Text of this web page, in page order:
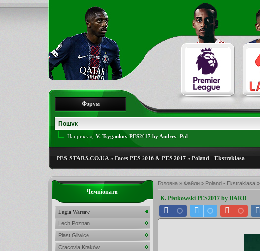
Форум
Наприклад: V. Tsygankov PES2017 by Andrey_Pol
PES-STARS.CO.UA» Faces PES 2016 & PES 2017» Poland - Ekstraklasa
Головна» Файли» Poland - Ekstraklasa»
K. Piatkowski PES2017 by HARD
Чемпіонати
Legia Warsaw
Lech Poznan
Piast Gliwice
Cracovia Kraków